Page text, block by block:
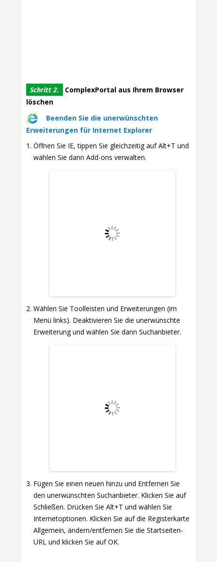
Schritt 2.
ComplexPortal aus Ihrem Browser
löschen
Beenden Sie die unerwünschten
Erweiterungen für Internet Explorer
Öffnen Sie IE, tippen Sie gleichzeitig auf Alt+T und
wählen Sie dann Add-ons verwalten.
Wählen Sie Toolleisten und Erweiterungen (im
Menü links). Deaktivieren Sie die unerwünschte
Erweiterung und wählen Sie dann Suchanbieter.
Fügen Sie einen neuen hinzu und Entfernen Sie
den unerwünschten Suchanbieter. Klicken Sie auf
Schließen. Drücken Sie Alt+T und wählen Sie
Internetoptionen. Klicken Sie auf die Registerkarte
Allgemein, ändern/entfernen Sie die Startseiten-
URL und klicken Sie auf OK.